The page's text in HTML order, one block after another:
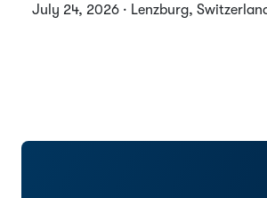
July 24, 2026 · Lenzburg,